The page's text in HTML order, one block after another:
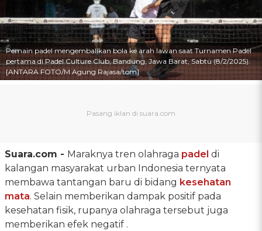
Pemain padel mengembalikan bola ke arah lawan saat Turnamen Padel
pertama di Padel Culture Club, Bandung, Jawa Barat, Sabtu (8/2/2025).
[ANTARA FOTO/M Agung Rajasa/tom]
Suara.com - Maraknya tren olahraga padel di
kalangan masyarakat urban Indonesia ternyata
membawa tantangan baru di bidang kesehatan
mata. Selain memberikan dampak positif pada
kesehatan fisik, rupanya olahraga tersebut juga
memberikan efek negatif .